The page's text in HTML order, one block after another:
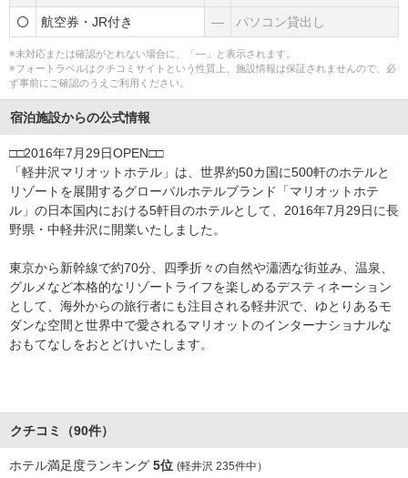
航空券・JR付き ― パソコン貸出し
※未対応または確認がとれない場合に、「―」と表示されます。
※フォートラベルはクチコミサイトという性質上、施設情報は保証されませんので、必
ず事前にご確認のうえご利用ください。
宿泊施設からの公式情報
□□2016年7月29日OPEN□□
「軽井沢マリオットホテル」は、世界約50カ国に500軒のホテルと
リゾートを展開するグローバルホテルブランド「マリオットホテ
ル」の日本国内における5軒目のホテルとして、2016年7月29日に長
野県・中軽井沢に開業いたしました。
東京から新幹線で約70分、四季折々の自然や瀟洒な街並み、温泉、
グルメなど本格的なリゾートライフを楽しめるデスティネーション
として、海外からの旅行者にも注目される軽井沢で、ゆとりあるモ
ダンな空間と世界中で愛されるマリオットのインターナショナルな
おもてなしをおとどけいたします。
クチコミ（90件）
ホテル満足度ランキング 5位 (軽井沢 235件中）